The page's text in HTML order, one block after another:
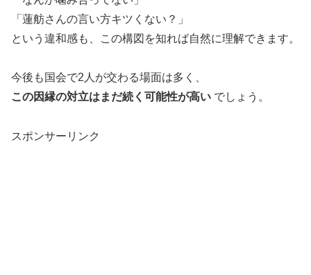
「蓮舫さんの言い方キツくない？」
という違和感も、この構図を知れば自然に理解できます。
今後も国会で2人が交わる場面は多く、
この因縁の対立はまだ続く可能性が高い でしょう。
スポンサーリンク